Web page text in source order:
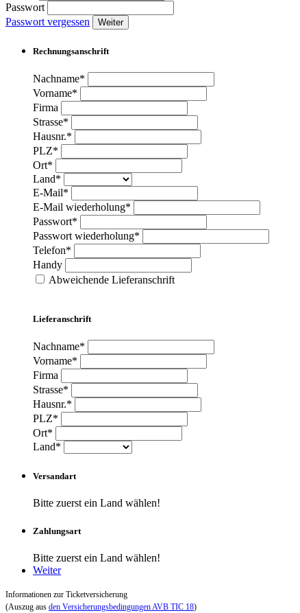
Passwort
Passwort vergessen
Weiter
Rechnungsanschrift
Nachname*
Vorname*
Firma
Strasse*
Hausnr.*
PLZ*
Ort*
Land*
E-Mail*
E-Mail wiederholung*
Passwort*
Passwort wiederholung*
Telefon*
Handy
Abweichende Lieferanschrift
Lieferanschrift
Nachname*
Vorname*
Firma
Strasse*
Hausnr.*
PLZ*
Ort*
Land*
Versandart
Bitte zuerst ein Land wählen!
Zahlungsart
Bitte zuerst ein Land wählen!
Weiter
Informationen zur Ticketversicherung
(Auszug aus den Versicherungsbedingungen AVB TIC 18)